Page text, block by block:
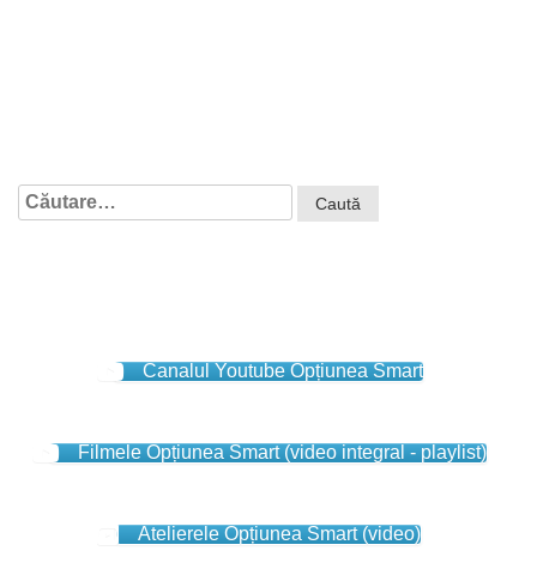
Caută
după:
Canalul Youtube Opțiunea Smart
Filmele Opțiunea Smart (video integral - playlist)
Atelierele Opțiunea Smart (video)